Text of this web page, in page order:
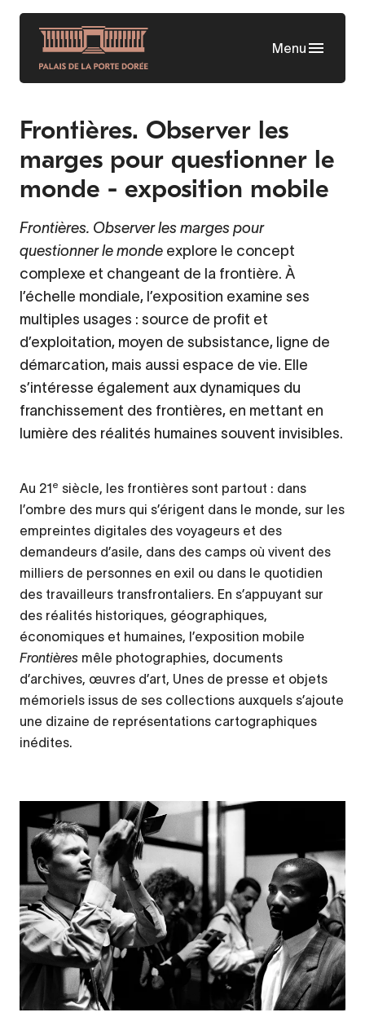
Aller
contenu
principal
Menu
Frontières. Observer les
marges pour questionner le
monde - exposition mobile
Frontières. Observer les marges pour
questionner le monde explore le concept
complexe et changeant de la frontière. À
l’échelle mondiale, l’exposition examine ses
multiples usages : source de profit et
d’exploitation, moyen de subsistance, ligne de
démarcation, mais aussi espace de vie. Elle
s’intéresse également aux dynamiques du
franchissement des frontières, en mettant en
lumière des réalités humaines souvent invisibles.
Au 21e siècle, les frontières sont partout : dans
l’ombre des murs qui s’érigent dans le monde, sur les
empreintes digitales des voyageurs et des
demandeurs d’asile, dans des camps où vivent des
milliers de personnes en exil ou dans le quotidien
des travailleurs transfrontaliers. En s’appuyant sur
des réalités historiques, géographiques,
économiques et humaines, l’exposition mobile
Frontières mêle photographies, documents
d’archives, œuvres d’art, Unes de presse et objets
mémoriels issus de ses collections auxquels s’ajoute
une dizaine de représentations cartographiques
inédites.